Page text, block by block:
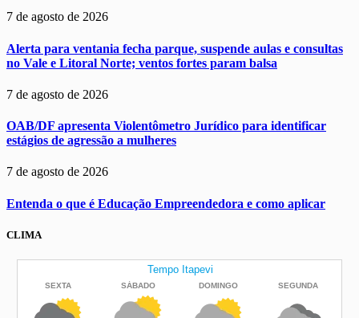
7 de agosto de 2026
Alerta para ventania fecha parque, suspende aulas e consultas
no Vale e Litoral Norte; ventos fortes param balsa
7 de agosto de 2026
OAB/DF apresenta Violentômetro Jurídico para identificar
estágios de agressão a mulheres
7 de agosto de 2026
Entenda o que é Educação Empreendedora e como aplicar
CLIMA